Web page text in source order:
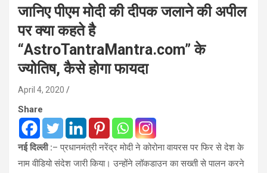
जानिए पीएम मोदी की दीपक जलाने की अपील
पर क्या कहते है
“AstroTantraMantra.com” के
ज्योतिष, कैसे होगा फायदा
April 4, 2020
Share
नई दिल्ली :– प्रधानमंत्री नरेंद्र मोदी ने कोरोना वायरस पर फिर से देश के
नाम वीडियो संदेश जारी किया। उन्होंने लॉकडाउन का सख्ती से पालन करने